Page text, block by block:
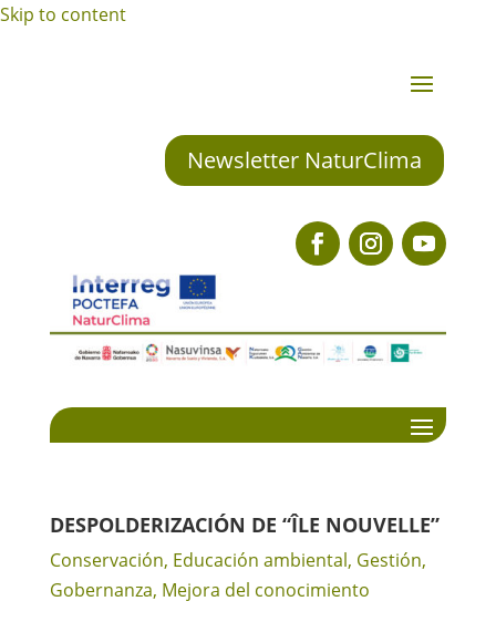
Skip to content
Newsletter NaturClima
DESPOLDERIZACIÓN DE “ÎLE NOUVELLE”
Conservación, Educación ambiental, Gestión,
Gobernanza, Mejora del conocimiento